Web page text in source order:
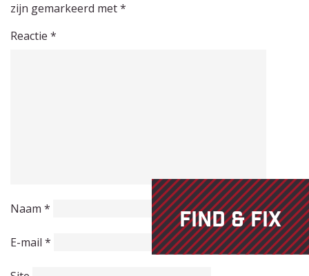
FIND & FIX
zijn gemarkeerd met*
Reactie *
Naam *
E-mail *